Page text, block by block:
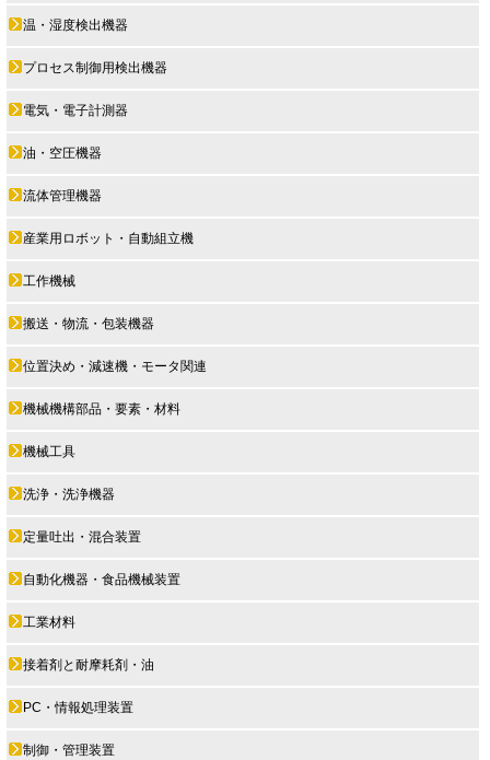
温・湿度検出機器
プロセス制御用検出機器
電気・電子計測器
油・空圧機器
流体管理機器
産業用ロボット・自動組立機
工作機械
搬送・物流・包装機器
位置決め・減速機・モータ関連
機械機構部品・要素・材料
機械工具
洗浄・洗浄機器
定量吐出・混合装置
自動化機器・食品機械装置
工業材料
接着剤と耐摩耗剤・油
PC・情報処理装置
制御・管理装置